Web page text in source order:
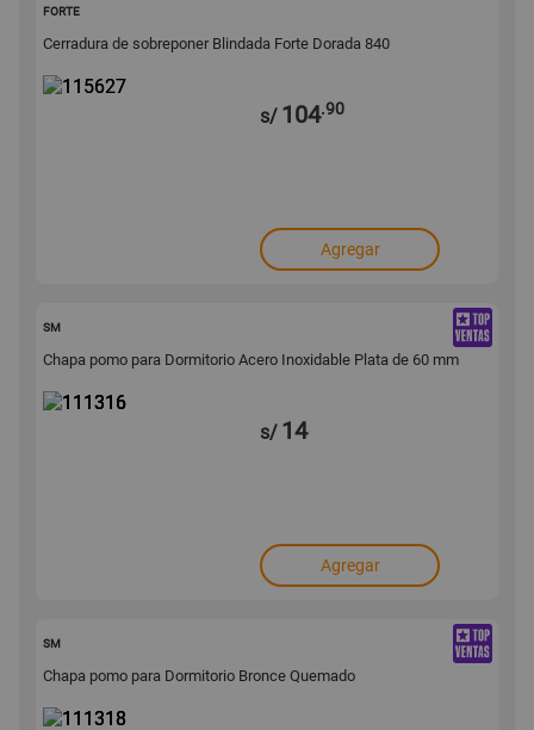
FORTE
Cerradura de sobreponer Blindada Forte Dorada 840
s/ 104.90
Agregar
SM
Chapa pomo para Dormitorio Acero Inoxidable Plata de 60 mm
s/ 14
Agregar
SM
Chapa pomo para Dormitorio Bronce Quemado